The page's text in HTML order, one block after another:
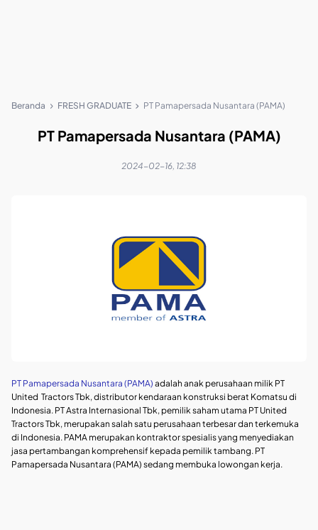
Beranda FRESH GRADUATE PT Pamapersada Nusantara (PAMA)
PT Pamapersada Nusantara (PAMA)
2024-02-16, 12:38
PT Pamapersada Nusantara (PAMA) adalah anak perusahaan milik PT
United Tractors Tbk, distributor kendaraan konstruksi berat Komatsu di
Indonesia. PT Astra Internasional Tbk, pemilik saham utama PT United
Tractors Tbk, merupakan salah satu perusahaan terbesar dan terkemuka
di Indonesia. PAMA merupakan kontraktor spesialis yang menyediakan
jasa pertambangan komprehensif kepada pemilik tambang. PT
Pamapersada Nusantara (PAMA) sedang membuka lowongan kerja.